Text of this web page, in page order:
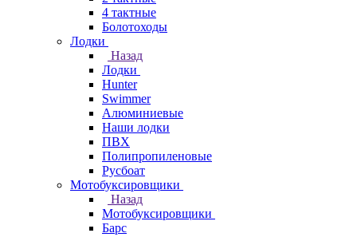
4 тактные
Болотоходы
Лодки
Назад
Лодки
Hunter
Swimmer
Алюминиевые
Наши лодки
ПВХ
Полипропиленовые
Русбоат
Мотобуксировщики
Назад
Мотобуксировщики
Барс